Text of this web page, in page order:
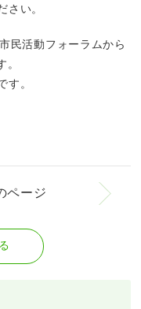
さい。
民活動フォーラムから
。
す。
ページ